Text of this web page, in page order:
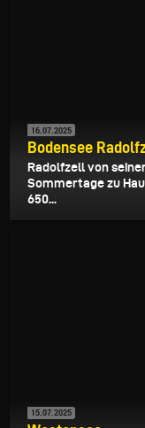
16.07.2025
Bodensee
Radolfzell von
Sommertage zu
650...
15.07.2025